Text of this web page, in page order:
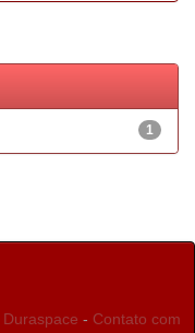
1
Duraspace - Contato com